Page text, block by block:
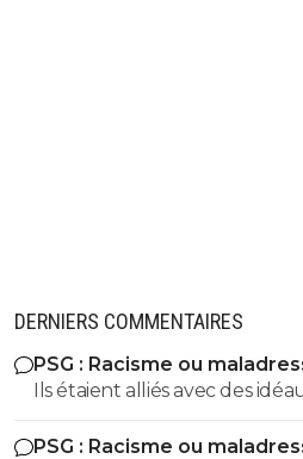
DERNIERS COMMENTAIRES
PSG : Racisme ou
Ils étaient alliés avec des idéaux similaires,
bas cest pas parceque le
Allemagne quil n'était pas
PSG : Racisme ou